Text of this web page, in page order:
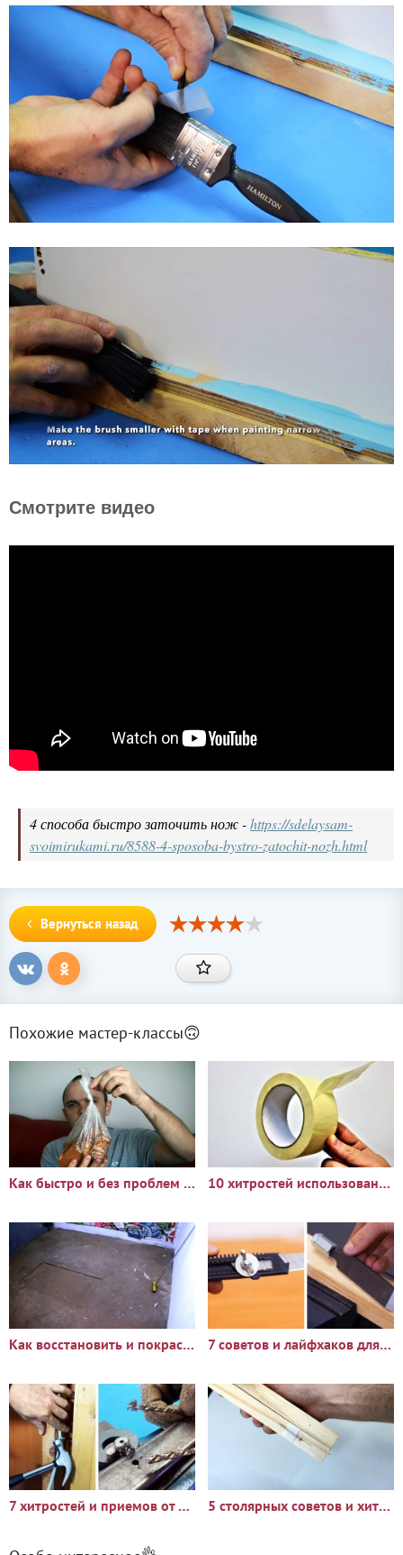
Смотрите видео
4 способа быстро заточить нож -https://sdelaysam-
svoimirukami.ru/8588-4-sposoba-bystro-zatochit-nozh.html
Вернуться назад
Похожие мастер-классы🙃
Как быстро и без проблем развязать узел на полиэтиленовом пакете 10 хитростей использования малярной ленты в мастерской и быту
Как восстановить и покрасить осыпающийся бетонный пол 7 советов и лайфхаков для мастера на все руки
7 хитростей и приемов от опытного мастера 5 столярных советов и хитростей на каждый день